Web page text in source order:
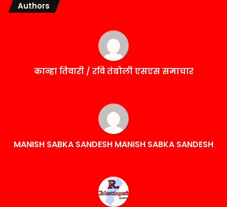
Authors
कान्हा तिवारी / रवि तंबोली एसएस समाचार
MANISH SABKA SANDESH MANISH SABKA SANDESH